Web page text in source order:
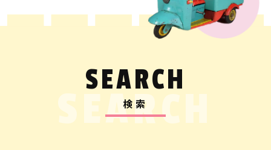
SEARCH
検索
SEARCH